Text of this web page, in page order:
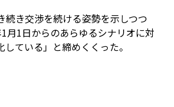
続き交渉を続ける姿勢を示しつつ
月1日からのあらゆるシナリオに対
ている」と締めくくった。